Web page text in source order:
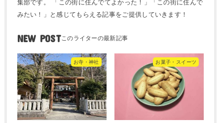
集部です。 「この街に住んでてよかった！」「この街に住んで
みたい！」と感じてもらえる記事をご提供していきます！
NEW POST
お寺・神社 お菓子・スイーツ